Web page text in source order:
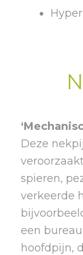
Deze
spieren,
verkeerde
een
hoofdpijn,